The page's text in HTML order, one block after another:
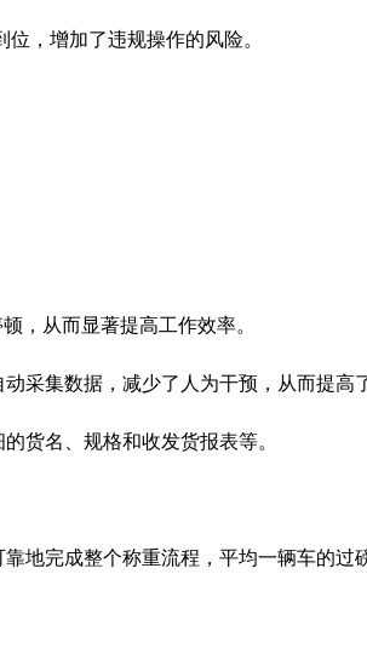
，增加了违规操作的风险。
，从而显著提高工作效率。
动采集数据，减少了人为干预，从而提高
货名、规格和收发货报表等。
地完成整个称重流程，平均一辆车的